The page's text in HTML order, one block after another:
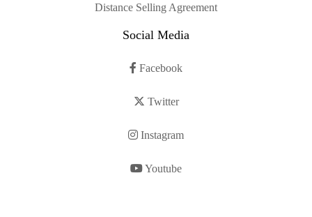
Distance Selling Agreement
Social Media
Facebook
Twitter
Instagram
Youtube